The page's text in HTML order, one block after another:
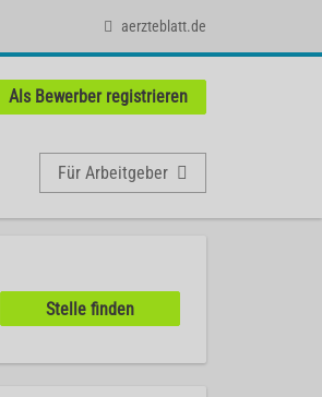
aerzteblatt.de
Als Bewerber registrieren
Für Arbeitgeber